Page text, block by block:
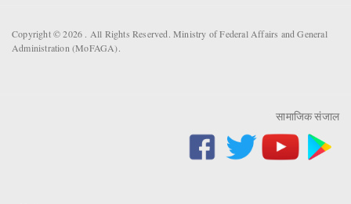
Copyright © 2026 . All Rights Reserved. Ministry of Federal Affairs and General
Administration (MoFAGA).
सामाजिक संजाल